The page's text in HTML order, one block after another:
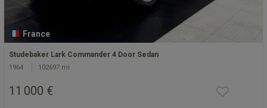
France
Studebaker Lark Commander 4 Door Sedan
1964 102697 mi
11 000 €